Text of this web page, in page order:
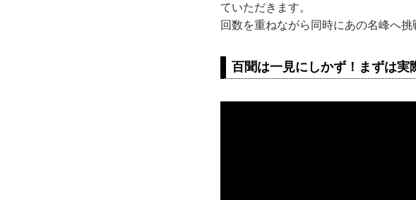
ていただきます。
回数を重ねながら同時にあの名峰へ
百聞は一見にしかず！まずは実